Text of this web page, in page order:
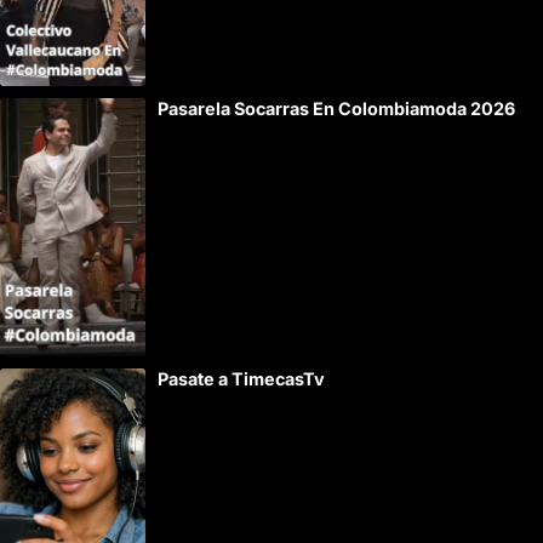
Pasarela Socarras En Colombiamoda 2026
Pasate a TimecasTv